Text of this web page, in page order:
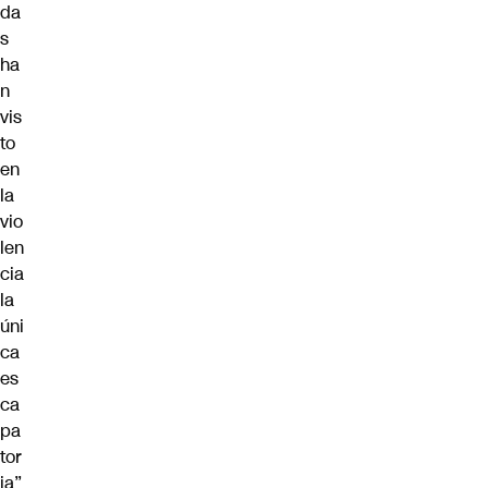
da
s
ha
n
vis
to
en
la
vio
len
cia
la
úni
ca
es
ca
pa
tor
ia”